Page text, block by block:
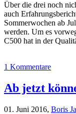
Über die drei noch
auch
Sommerwochen ab
werden. Um es
C500 hat in der
1 Kommentare
Ab jetzt
01. Juni 2016, Boris